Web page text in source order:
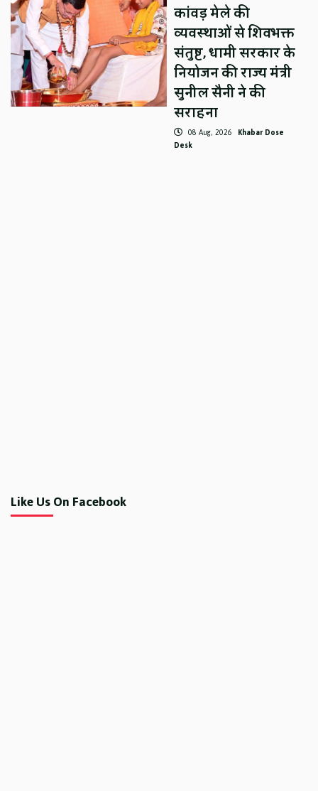
कांवड़ मेले की
व्यवस्थाओं से शिवभक्त
संतुष्ट, धामी सरकार के
नियोजन की राज्य मंत्री
सुनील सैनी ने की
सराहना
08 Aug, 2026 Khabar Dose
Desk
Like Us On Facebook